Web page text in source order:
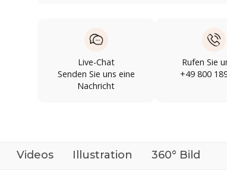
Live-Chat
Senden Sie uns eine
Nachricht
Rufen Sie
+49 800
Videos Illustration 360° Bild